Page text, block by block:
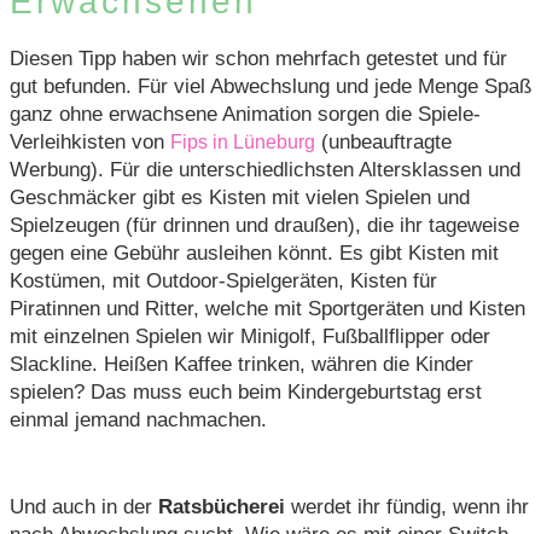
Diesen Tipp haben wir schon mehrfach getestet und für
gut befunden. Für viel Abwechslung und jede Menge Spaß
ganz ohne erwachsene Animation sorgen die Spiele-
Verleihkisten von Fips in Lüneburg (unbeauftragte
Werbung). Für die unterschiedlichsten Altersklassen und
Geschmäcker gibt es Kisten mit vielen Spielen und
Spielzeugen (für drinnen und draußen), die ihr tageweise
gegen eine Gebühr ausleihen könnt. Es gibt Kisten mit
Kostümen, mit Outdoor-Spielgeräten, Kisten für
Piratinnen und Ritter, welche mit Sportgeräten und Kisten
mit einzelnen Spielen wir Minigolf, Fußballflipper oder
Slackline. Heißen Kaffee trinken, währen die Kinder
spielen? Das muss euch beim Kindergeburtstag erst
einmal jemand nachmachen.
Und auch in der Ratsbücherei werdet ihr fündig, wenn ihr